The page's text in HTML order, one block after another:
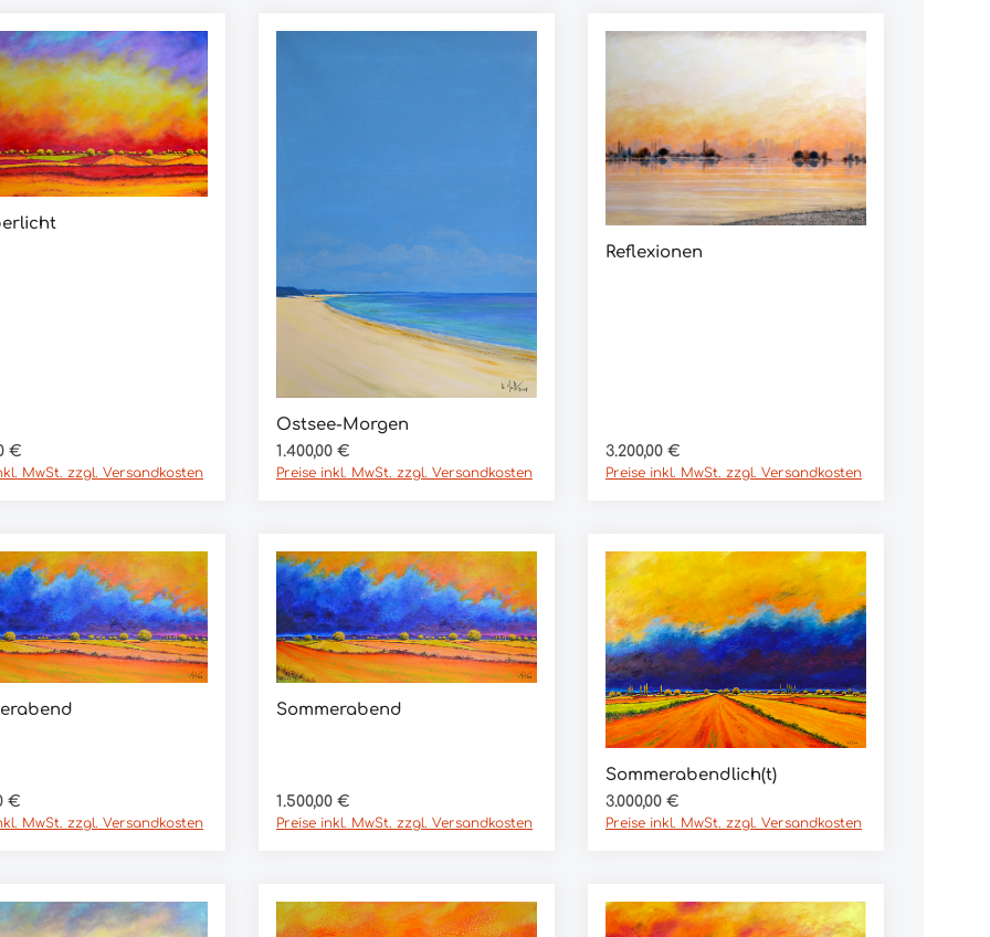
Preis:
€
MwSt. zzgl. Versandkosten
In den Warenkorb
Ostsee-Morgen
Regulärer Preis:
1.400,00 €
Preise inkl. MwSt. zzgl. Versandkosten
Reflexionen
Regulärer Preis:
3.200,00 €
Preise inkl. MwSt. zzgl. Versandkosten
Preis:
€
MwSt. zzgl. Versandkosten
Sommerabend
Regulärer Preis:
1.500,00 €
Preise inkl. MwSt. zzgl. Versandkosten
In den Warenkorb
Sommerabendlich(t)
Regulärer Preis:
3.000,00 €
Preise inkl. MwSt. zzgl. Versandkosten